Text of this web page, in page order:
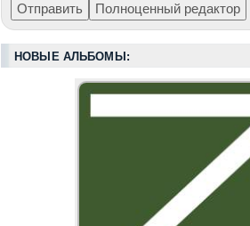
НОВЫЕ АЛЬБОМЫ: